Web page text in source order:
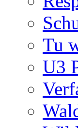
Tu
U3